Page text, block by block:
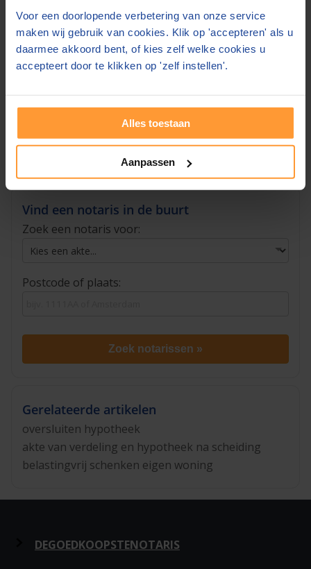
Voor een doorlopende verbetering van onze service
maken wij gebruik van cookies. Klik op 'accepteren' als u
daarmee akkoord bent, of kies zelf welke cookies u
accepteert door te klikken op 'zelf instellen'.
Alles toestaan
Aanpassen
Op onze website kunt u alle notarissen bij u in de
buurt vinden. Wij laten u ook de verschillende
tarieven en de kwaliteitsscores zien. Notarissen
hangen zelf een prijskaartje aan een akte. U kunt
uw akte.
Vind de goedkoopste notaris »
Vind een notaris in de buurt
Zoek een notaris voor:
Postcode of plaats:
Zoek notarissen »
Gerelateerde artikelen
oversluiten hypotheek
akte van verdeling en hypotheek na scheiding
belastingvrij schenken eigen woning
DEGOEDKOOPSTENOTARIS